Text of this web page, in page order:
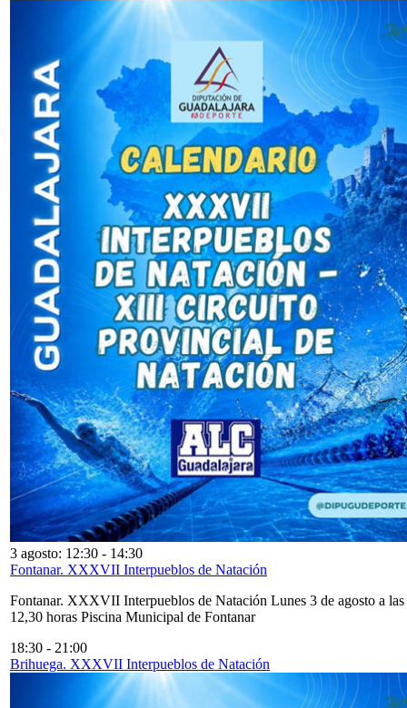
3 agosto: 12:30 - 14:30
Fontanar. XXXVII Interpueblos de Natación
Fontanar. XXXVII Interpueblos de Natación Lunes 3 de agosto a las
12,30 horas Piscina Municipal de Fontanar
18:30 - 21:00
Brihuega. XXXVII Interpueblos de Natación